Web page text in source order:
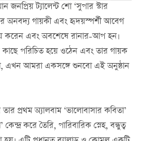
ট্যালেন্ট শো ‘সুপার স্টার
অনবদ্য গায়কী এবং হৃদয়স্পর্শী আবেগ
করেন এবং অবশেষে রানার-আপ হন।
পরিচিত হয়ে ওঠেন এবং তার গায়ক
এখন আমরা একসঙ্গে শুনবো এই অনুষ্ঠান
প্রথম অ্যালবাম ‘ভালোবাসার কবিতা’
করে তৈরি, পারিবারিক স্নেহ, বন্ধুত্ব